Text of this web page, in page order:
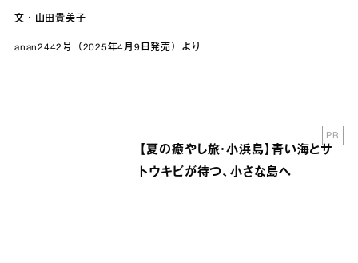
文・山田貴美子
anan2442号（2025年4月9日発売）より
【夏の癒やし旅・小浜島】青い海とサ
トウキビが待つ、小さな島へ
PR